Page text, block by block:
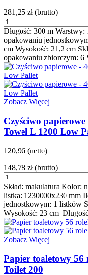
281,25 zł (brutto)
Długość: 300 m
opakowaniu
cm Wysokość: 21,2 cm
opakowaniu zbiorczym: 6
Zobacz Więcej
Czyściwo
Towel L 1200 Low
120,96 (netto)
148,78 zł (brutto)
Skład: makulatura Kolor:
listka: 1230000x230 mm
jednostkowym: 1 listków
Wysokość: 23 cm
Zobacz Więcej
Papier toaletowy
Toilet 200